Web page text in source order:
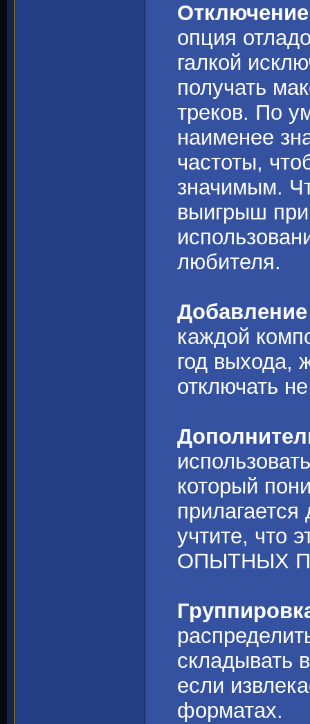
опция
галкой
получать
треков. По
наименее
частоты,
значимым.
выигрыш
любителя.
Добавление
каждой
год выхода,
отключать
который
учтите, что
ОПЫТНЫХ
складывать
если
форматах.